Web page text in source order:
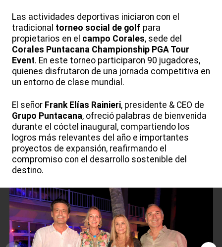
Las actividades deportivas iniciaron con el
tradicional torneo social de golf para
propietarios en el campo Corales, sede del
Corales Puntacana Championship PGA Tour
Event. En este torneo participaron 90 jugadores,
quienes disfrutaron de una jornada competitiva en
un entorno de clase mundial.
El señor Frank Elías Rainieri, presidente & CEO de
Grupo Puntacana, ofreció palabras de bienvenida
durante el cóctel inaugural, compartiendo los
logros más relevantes del año e importantes
proyectos de expansión, reafirmando el
compromiso con el desarrollo sostenible del
destino.